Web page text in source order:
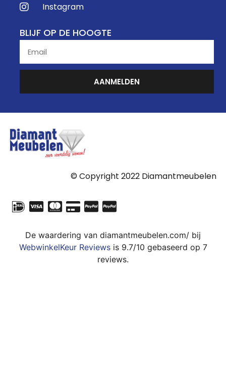
Instagram
BLIJF OP DE HOOGTE
AANMELDEN
© Copyright 2022 Diamantmeubelen
De waardering van diamantmeubelen.com/ bij
WebwinkelKeur Reviewsis 9.7/10 gebaseerd op 7
reviews.